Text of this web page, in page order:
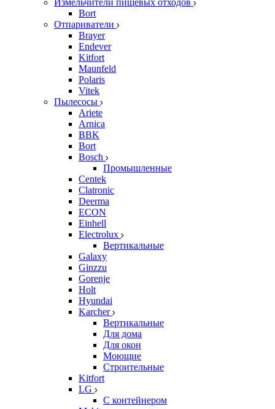
Измельчители пищевых отходов
Bort
Отпариватели
Brayer
Endever
Kitfort
Maunfeld
Polaris
Vitek
Пылесосы
Ariete
Arnica
BBK
Bort
Bosch
Промышленные
Centek
Clatronic
Deerma
ECON
Einhell
Electrolux
Вертикальные
Galaxy
Ginzzu
Gorenje
Holt
Hyundai
Karcher
Вертикальные
Для дома
Для окон
Моющие
Строительные
Kitfort
LG
С контейнером